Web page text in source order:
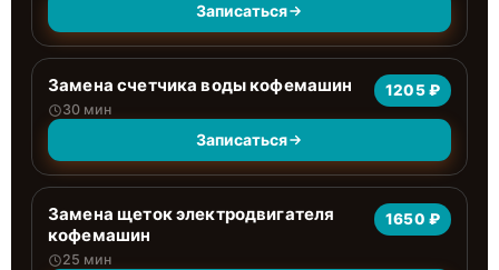
Записаться
Замена счетчика воды кофемашин
30 мин
1205 ₽
Записаться
Замена щеток электродвигателя
кофемашин
25 мин
1650 ₽